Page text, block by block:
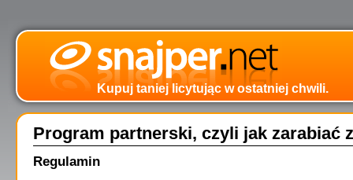
Kupuj taniej licytując w ostatniej chwili.
Program partnerski, czyli jak zarabiać
Regulamin